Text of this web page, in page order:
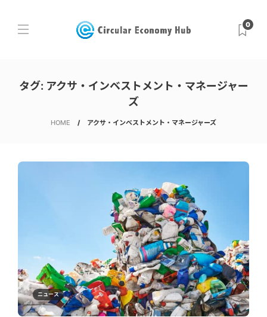
0
タグ: アクサ・インベストメント・マネージャー
ズ
HOME アクサ・インベストメント・マネージャーズ
ニュース